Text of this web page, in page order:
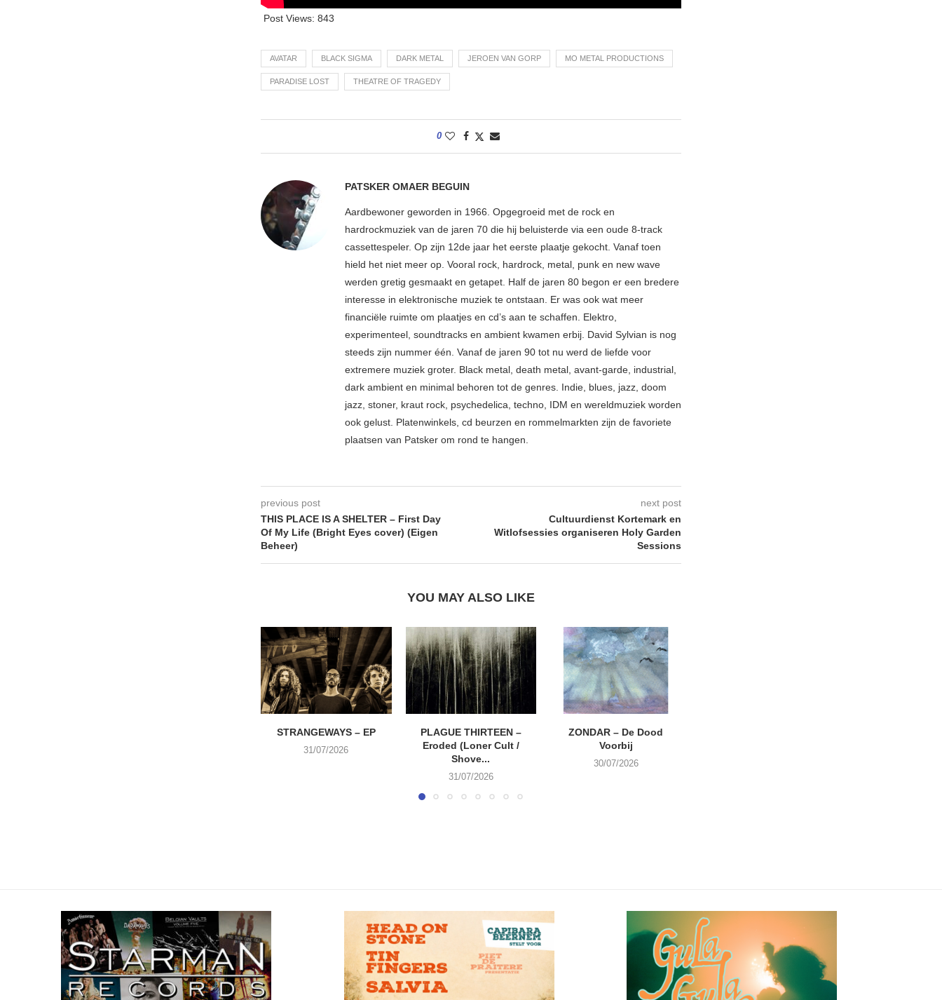
Post Views: 843
AVATAR BLACK SIGMA DARK METAL JEROEN VAN GORP MO METAL PRODUCTIONS
PARADISE LOST THEATRE OF TRAGEDY
0
PATSKER OMAER BEGUIN
Aardbewoner geworden in 1966. Opgegroeid met de rock en
hardrockmuziek van de jaren 70 die hij beluisterde via een oude 8-track
cassettespeler. Op zijn 12de jaar het eerste plaatje gekocht. Vanaf toen
hield het niet meer op. Vooral rock, hardrock, metal, punk en new wave
werden gretig gesmaakt en getapet. Half de jaren 80 begon er een bredere
interesse in elektronische muziek te ontstaan. Er was ook wat meer
financiële ruimte om plaatjes en cd’s aan te schaffen. Elektro,
experimenteel, soundtracks en ambient kwamen erbij. David Sylvian is nog
steeds zijn nummer één. Vanaf de jaren 90 tot nu werd de liefde voor
extremere muziek groter. Black metal, death metal, avant-garde, industrial,
dark ambient en minimal behoren tot de genres. Indie, blues, jazz, doom
jazz, stoner, kraut rock, psychedelica, techno, IDM en wereldmuziek worden
ook gelust. Platenwinkels, cd beurzen en rommelmarkten zijn de favoriete
plaatsen van Patsker om rond te hangen.
previous post
THIS PLACE IS A SHELTER – First Day
Of My Life (Bright Eyes cover) (Eigen
Beheer)
next post
Cultuurdienst Kortemark en
Witlofsessies organiseren Holy Garden
Sessions
YOU MAY ALSO LIKE
STRANGEWAYS – EP
31/07/2026
PLAGUE THIRTEEN –
Eroded (Loner Cult /
Shove...
31/07/2026
ZONDAR – De Dood
Voorbij
30/07/2026